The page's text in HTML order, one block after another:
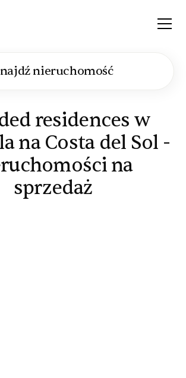
nieruchomość
residences w
na Costa del Sol -
na
sprzedaż